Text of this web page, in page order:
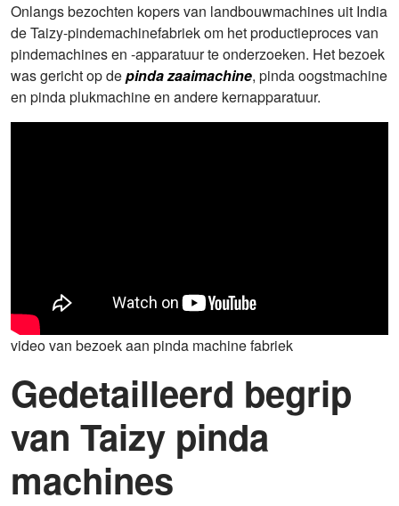
Onlangs bezochten kopers van landbouwmachines uit India
de Taizy-pindemachinefabriek om het productieproces van
pindemachines en -apparatuur te onderzoeken. Het bezoek
was gericht op depinda zaaimachine, pinda oogstmachine
en pinda plukmachine en andere kernapparatuur.
video van bezoek aan pinda machine fabriek
Gedetailleerd begrip
van Taizy pinda
machines